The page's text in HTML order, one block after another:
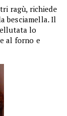
ragù, richiede
besciamella. Il
lo
al forno e